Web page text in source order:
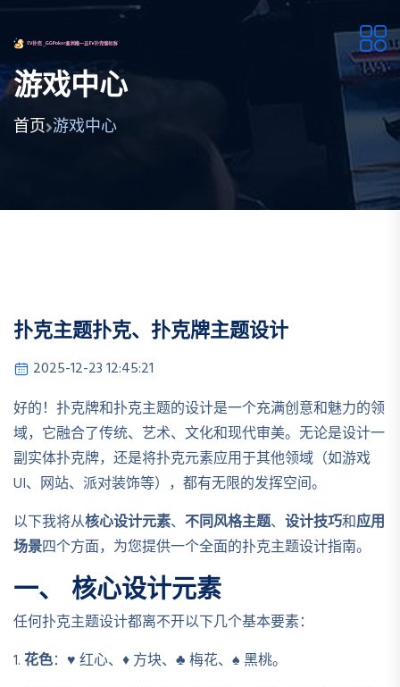
游戏中心
首页 游戏中心
扑克主题扑克、扑克牌主题设计
2025-12-23 12:45:21
好的！扑克牌和扑克主题的设计是一个充满创意和魅力的领
域，它融合了传统、艺术、文化和现代审美。无论是设计一
副实体扑克牌，还是将扑克元素应用于其他领域（如游戏
UI、网站、派对装饰等），都有无限的发挥空间。
以下我将从核心设计元素、 不同风格主题、 设计技巧和应用
场景四个方面，为您提供一个全面的扑克主题设计指南。
一、 核心设计元素
任何扑克主题设计都离不开以下几个基本要素：
1.花色：♥️ 红心、♦️ 方块、♣️ 梅花、♠️ 黑桃。